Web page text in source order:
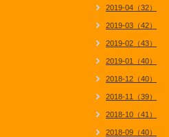
2019-04（32）
2019-03（42）
2019-02（43）
2019-01（40）
2018-12（40）
2018-11（39）
2018-10（41）
2018-09（40）